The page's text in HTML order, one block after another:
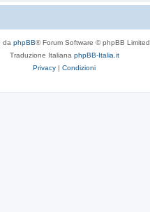
da phpBB® Forum Software © phpBB Limited
Traduzione Italiana phpBB-Italia.it
Privacy | Condizioni